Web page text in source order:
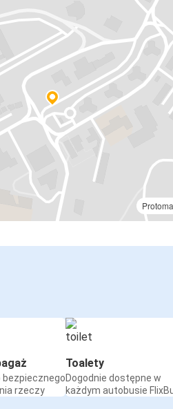
bezpiecznego
rzeczy
Toalety
Dogodnie dostępne w
każdym autobusie